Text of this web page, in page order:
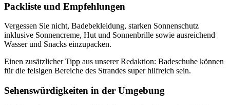
Packliste und Empfehlungen
Vergessen Sie nicht, Badebekleidung, starken Sonnenschutz
inklusive Sonnencreme, Hut und Sonnenbrille sowie ausreichend
Wasser und Snacks einzupacken.
Einen zusätzlicher Tipp aus unserer Redaktion: Badeschuhe können
für die felsigen Bereiche des Strandes super hilfreich sein.
Sehenswürdigkeiten in der Umgebung